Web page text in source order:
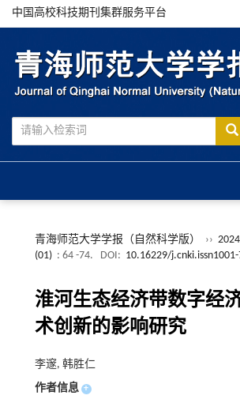
中国高校科技期刊集群服务平台
青海师范大学学报（自然科学版） ››
(01) : 64 -74. DOI: 10.16229/
淮河生态经济带数字经
术创新的影响研究
李邃, 韩胜仁
作者信息 +